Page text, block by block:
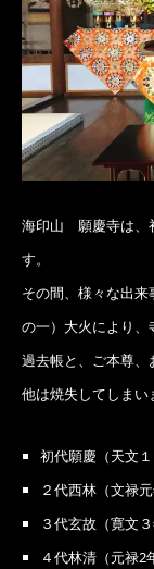
海印山 願慶寺は、
す。
その間、様々な出
の一）大火により、
過去帳と、ご本尊
他は焼失してしまい
初代願慶（天文１
２代西林（文禄元
３代玄故（寛文３
４代林清（元禄2